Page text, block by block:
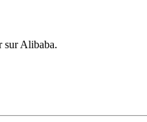
sur Alibaba.